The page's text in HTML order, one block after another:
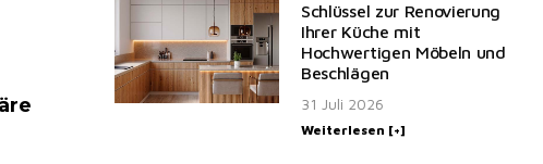
Schlüssel zur Renovierung
Ihrer Küche mit
Hochwertigen Möbeln und
Beschlägen
31 Juli 2026
Weiterlesen [+]